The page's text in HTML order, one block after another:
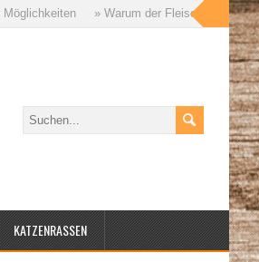
» Warum der Fleischanteil im
KATZENRASSEN